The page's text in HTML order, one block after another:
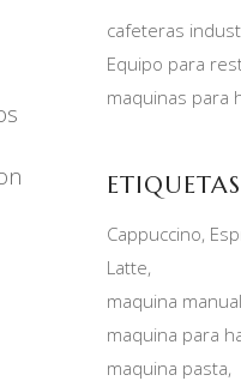
cafeteras
Equipo para
maquinas para
ETIQUETAS
Cappuccino
Latte
maquina
maquina para
maquina pasta